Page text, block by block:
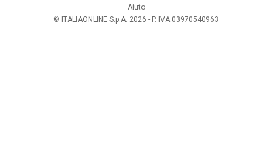
Aiuto
© ITALIAONLINE S.p.A. 2026 - P. IVA 03970540963